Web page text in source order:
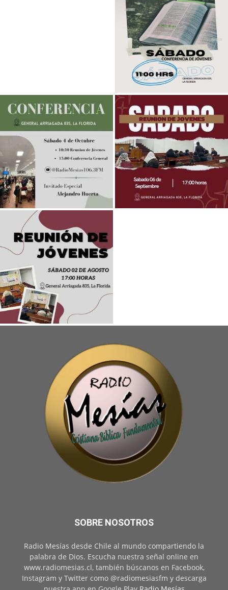
SOBRE NOSOTROS
Radio Mesías desde Chile al mundo compartiendo la
palabra de Dios. Escucha nuestra señal online en
www.radiomesias.cl, también búscanos en Facebook,
Instagram y Twitter como @radiomesiasfm y descarga